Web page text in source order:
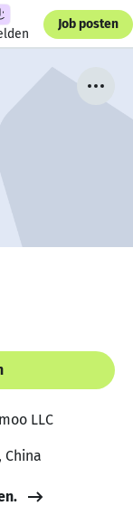
Job posten
LLC
, China